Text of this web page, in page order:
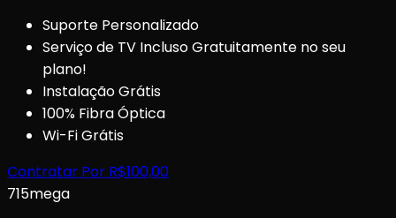
Suporte Personalizado
Serviço de TV Incluso Gratuitamente no seu
plano!
Instalação Grátis
100% Fibra Óptica
Wi-Fi Grátis
Contratar Por R$100,00
715mega